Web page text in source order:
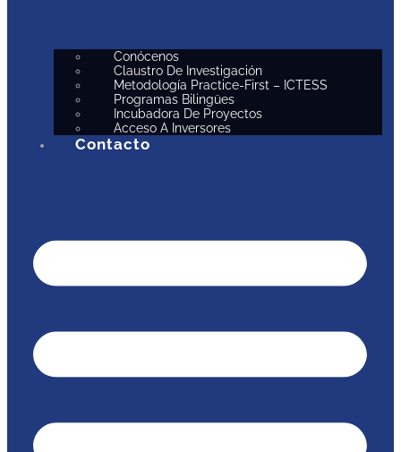
Conócenos
Claustro De Investigación
Metodología Practice-First – ICTESS
Programas Bilingües
Incubadora De Proyectos
Acceso A Inversores
Contacto